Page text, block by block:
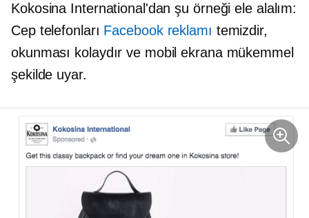
Kokosina International'dan şu örneği ele alalım:
Cep telefonları Facebook reklamı temizdir,
okunması kolaydır ve mobil ekrana mükemmel
şekilde uyar.